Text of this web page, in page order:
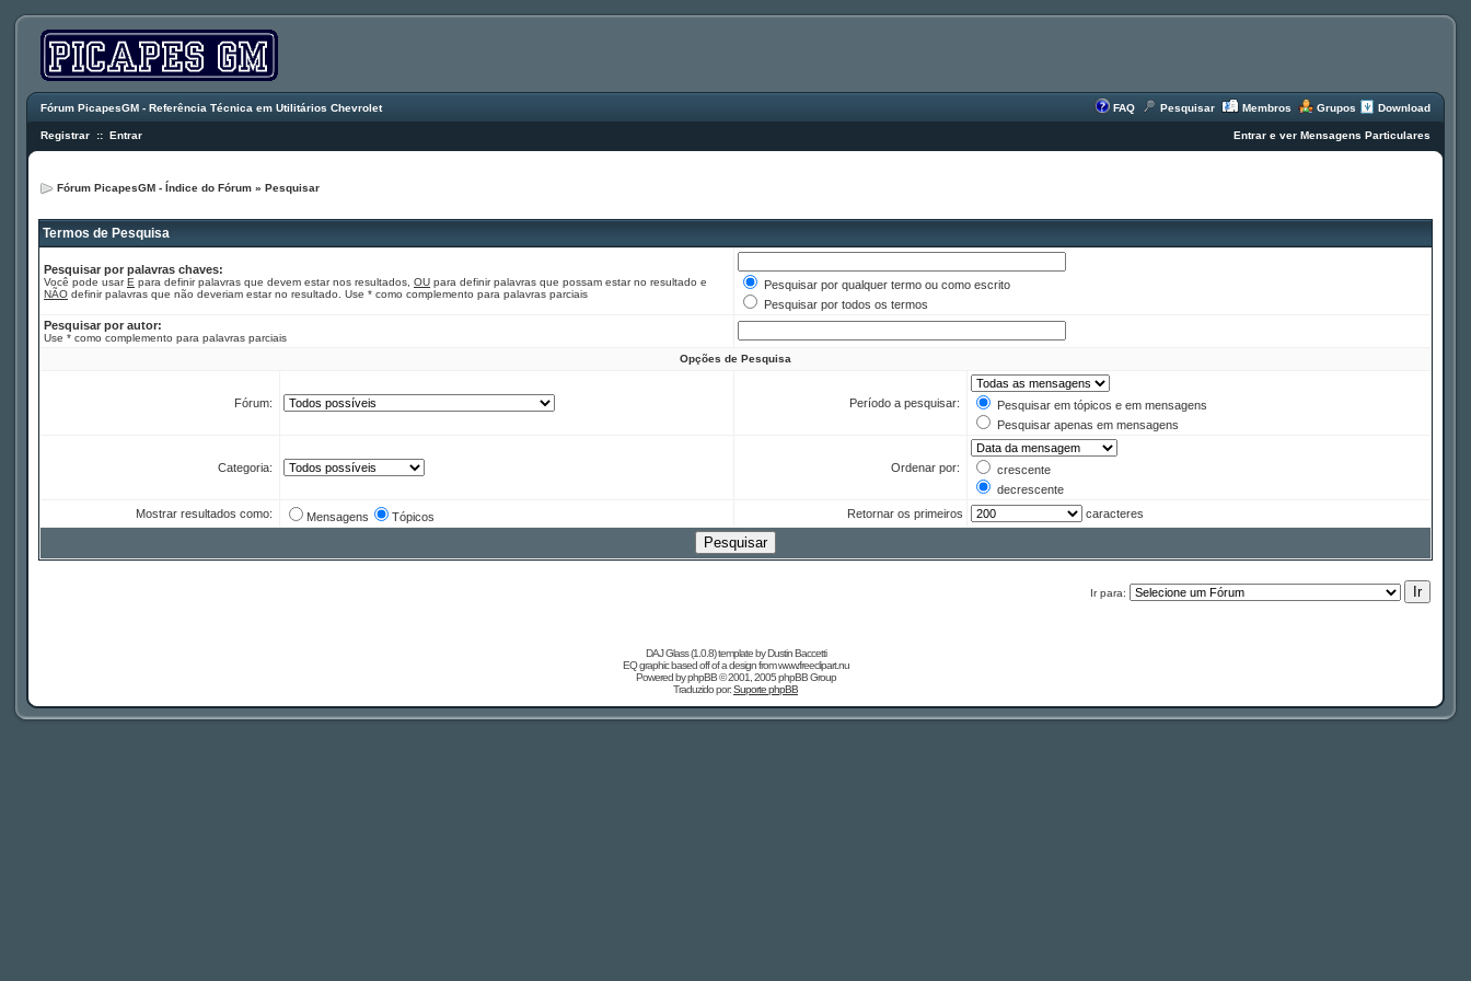
Fórum PicapesGM - Referência Técnica em Utilitários Chevrolet FAQ Pesquisar Membros Grupos Download
Registrar :: Entrar Entrar e ver Mensagens Particulares
Fórum PicapesGM - Índice do Fórum » Pesquisar
Termos de Pesquisa
Pesquisar por palavras chaves:
Você pode usarE para definir palavras que devem estar nos resultados, OU para definir palavras que possam estar no resultado e
NÃO definir palavras que não deveriam estar no resultado. Use * como complemento para palavras parciais
Pesquisar por qualquer termo ou como escrito
Pesquisar por todos os termos
Pesquisar por autor:
Use * como complemento para palavras parciais
Opções de Pesquisa
Fórum: Período a pesquisar:
Pesquisar em tópicos e em mensagens
Pesquisar apenas em mensagens
Categoria: Ordenar por:
crescente
decrescente
Mostrar resultados como:
Mensagens Tópicos Retornar os primeiros caracteres
Ir para:
DAJ Glass (1.0.8) template byDustin Baccetti
EQ graphic based off of a design fromwww.freeclipart.nu
Powered byphpBB© 2001, 2005 phpBB Group
Traduzido por:Suporte phpBB